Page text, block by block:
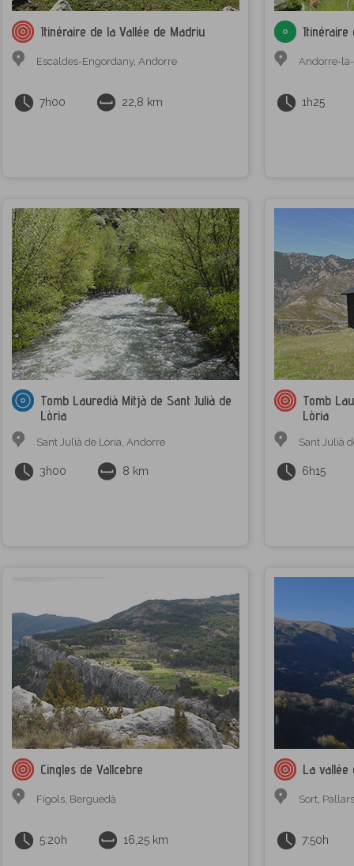
Itinéraire de la Vallée de Madriu
Escaldes-Engordany, Andorre
7h00 22,8 km
Itinéraire
Andorre-
1h25
Tomb Lauredià Mitjà de Sant Julià de
Lòria
Sant Julià de Lòria, Andorre
3h00 8 km
Tomb
Lòria
Sant Julià
6h15
Cingles de Vallcebre
Fígols, Berguedà
5:20h 16,25 km
La vallée
Sort,
7:50h